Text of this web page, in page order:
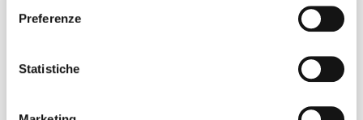
Preferenze
Statistiche